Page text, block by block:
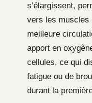
s’élargissent,
vers les muscles
meilleure
apport en
cellules, ce qui
fatigue ou de
durant la